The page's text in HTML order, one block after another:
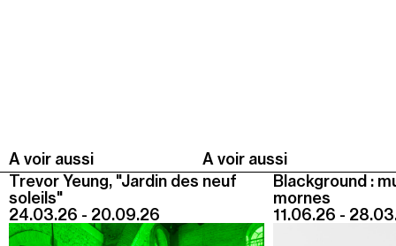
A voir aussi
A voir aussi
Trevor Yeung, "Jardin des neuf
soleils"
24.03.26 - 20.09.26
Blackground :
mornes
11.06.26 -